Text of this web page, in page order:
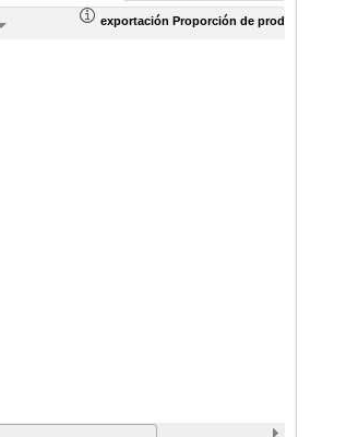
exportación Proporción de productos (%)